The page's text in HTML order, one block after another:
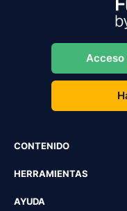
Acceso
CONTENIDO
HERRAMIENTAS
AYUDA